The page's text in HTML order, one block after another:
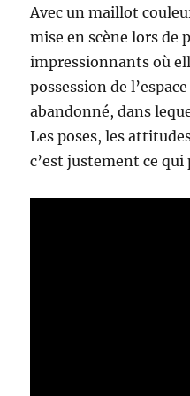
Avec un maillot
mise en scène lors de
impressionnants où
possession de
abandonné, dans
Les poses, les
c’est justement ce qui